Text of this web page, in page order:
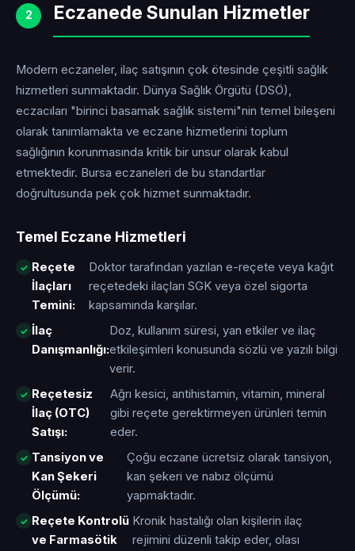
2 Eczanede Sunulan Hizmetler
Modern eczaneler, ilaç satışının çok ötesinde çeşitli sağlık
hizmetleri sunmaktadır. Dünya Sağlık Örgütü (DSÖ),
eczacıları "birinci basamak sağlık sistemi"nin temel bileşeni
olarak tanımlamakta ve eczane hizmetlerini toplum
sağlığının korunmasında kritik bir unsur olarak kabul
etmektedir. Bursa eczaneleri de bu standartlar
doğrultusunda pek çok hizmet sunmaktadır.
Temel Eczane Hizmetleri
Reçete
İlaçları
Temini:
Doktor tarafından yazılan e-reçete veya kağıt
reçetedeki ilaçları SGK veya özel sigorta
kapsamında karşılar.
İlaç
Danışmanlığı:
Doz, kullanım süresi, yan etkiler ve ilaç
etkileşimleri konusunda sözlü ve yazılı bilgi
verir.
Reçetesiz
İlaç (OTC)
Satışı:
Ağrı kesici, antihistamin, vitamin, mineral
gibi reçete gerektirmeyen ürünleri temin
eder.
Tansiyon ve
Kan Şekeri
Ölçümü:
Çoğu eczane ücretsiz olarak tansiyon,
kan şekeri ve nabız ölçümü
yapmaktadır.
Reçete Kontrolü
ve Farmasötik
Kronik hastalığı olan kişilerin ilaç
rejimini düzenli takip eder, olası